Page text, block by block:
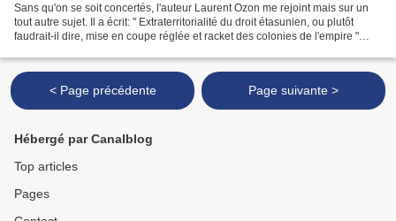
Sans qu'on se soit concertés, l'auteur Laurent Ozon me rejoint mais sur un
tout autre sujet. Il a écrit: " Extraterritorialité du droit étasunien, ou plutôt
faudrait-il dire, mise en coupe réglée et racket des colonies de l'empire "
< Page précédente Page suivante >
Hébergé par Canalblog
Top articles
Pages